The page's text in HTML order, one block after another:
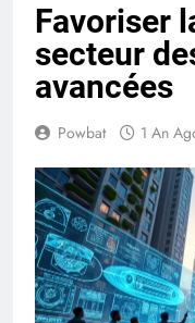
Favoriser
secteur
avancées
Powbat 1 An